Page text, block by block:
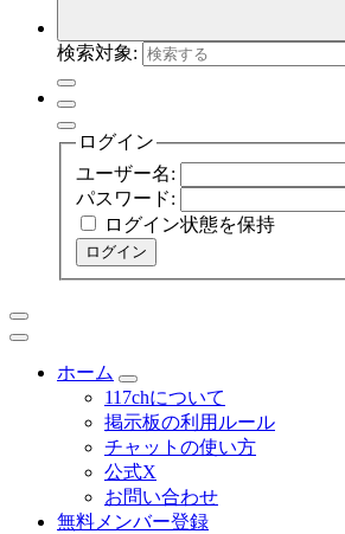
検索対象:
ログイン
ユーザー名:
パスワード:
ログイン状態を保持
ログイン
ホーム
117chについて
掲示板の利用ルール
チャットの使い方
公式X
お問い合わせ
無料メンバー登録